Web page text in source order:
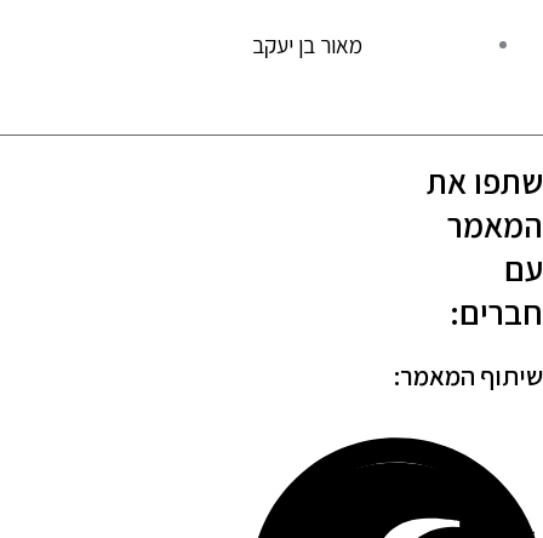
מאור בן יעקב
את
המאמר: